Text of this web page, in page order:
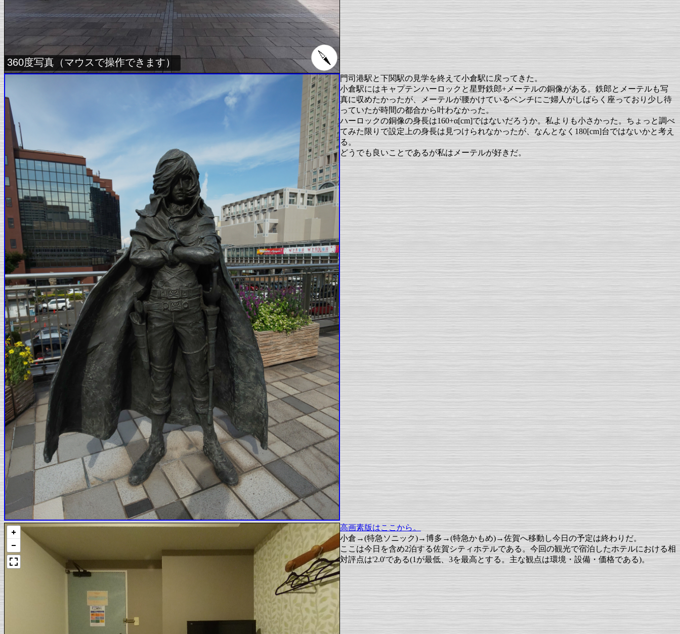
360度写真（マウスで操作できます）
門司港駅と下関駅の見学を終えて小倉駅に戻ってきた。
小倉駅にはキャプテンハーロックと星野鉄郎+メーテルの銅像がある。鉄郎とメーテルも写
真に収めたかったが、メーテルが腰かけているベンチにご婦人がしばらく座っており少し待
っていたが時間の都合から叶わなかった。
ハーロックの銅像の身長は160+α[cm]ではないだろうか。私よりも小さかった。ちょっと調べ
てみた限りで設定上の身長は見つけられなかったが、なんとなく180[cm]台ではないかと考え
る。
どうでも良いことであるが私はメーテルが好きだ。
高画素版はここから。
小倉→(特急ソニック)→博多→(特急かもめ)→佐賀へ移動し今日の予定は終わりだ。
ここは今日を含め2泊する佐賀シティホテルである。今回の観光で宿泊したホテルにおける相
対評点は'2.0'である(1が最低、3を最高とする。主な観点は環境・設備・価格である)。